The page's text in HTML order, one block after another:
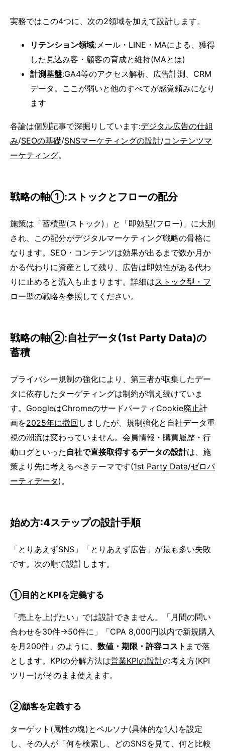
実務ではこの4つに、次の2領域を加えて設計します。
リテンション領域:メール・LINE・MAによる、獲得
した見込み客・顧客の育成と維持(MAとは)
計測基盤:GA4等のアクセス解析、広告計測、CRM
データ。ここが弱いと他のすべてが感覚頼みになり
ます
各論は個別記事で深掘りしています:デジタル広告の仕組
み/SEOの基礎/SNSマーケティングの設計/コンテンツマ
ーケティング。
戦略の軸①:ストックとフローの配分
施策は「蓄積型(ストック)」と「即効型(フロー)」に大別
され、この配分がデジタルマーケティング戦略の骨格に
なります。SEO・コンテンツは効果が出るまで数か月か
かる代わりに資産として残り、広告は即効性がある代わ
りに止めると流入も止まります。詳細はストック型・フ
ロー型の戦略を参照してください。
戦略の軸②:自社データ(1st Party Data)の
蓄積
プライバシー規制の強化により、第三者が収集したデー
タに依存したターゲティングは制約が増え続けていま
す。GoogleはChromeのサードパーティCookie廃止計
画を2025年に撤回 しましたが、規制強化と自社データ重
視の潮流は変わっていません。会員情報・購買履歴・行
動ログといった 自社で直接取得するデータの設計は、施
策より先に考えるべきテーマです(1st Party Data/ゼロパ
ーティデータ)。
始め方:4ステップの設計手順
「とりあえずSNS」「とりあえず広告」が最も多い失敗
です。次の順で設計します。
①目的とKPIを定義する
「売上を上げたい」では設計できません。「月間の問い
合わせを30件→50件に」「CPA 8,000円以内で新規購入
を月200件」のように、 数値・期限・許容コスト まで落
とします。KPIの分解方法は営業KPIの設計の考え方(KPI
ツリー)がそのまま使えます。
②顧客を定義する
ターゲット(属性の塊)とペルソナ(具体的な1人)を設定
し、その人が「何を検索し、どのSNSを見て、何と比較